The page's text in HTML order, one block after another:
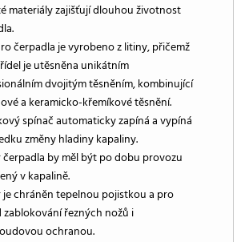
materiály zajišťují dlouhou životnost
čerpadla je vyrobeno z litiny, přičemž
je utěsněna unikátním
dvojitým těsněním, kombinující
a keramicko-křemíkové těsnění.
spínač automaticky zapíná a vypíná
změny hladiny kapaliny.
by měl být po dobu provozu
v kapalině.
chráněn tepelnou pojistkou a pro
zablokování řezných nožů i
ochranou.